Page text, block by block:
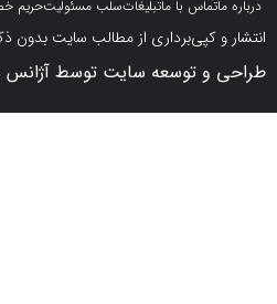
با ما تبلیغاتسلب مسئولیتحریم خصوصی
از مطالب سایت بدون ذکر منبع
سایت توسط آژانس دیجیتال